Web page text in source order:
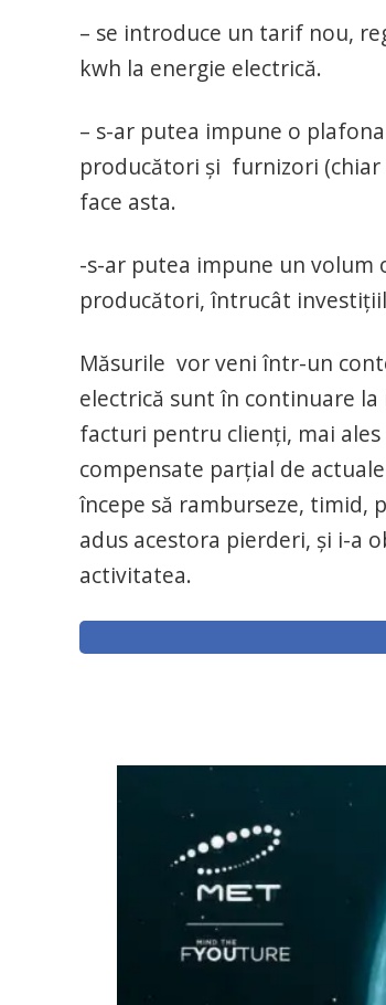
– se introduce un tarif nou,
kwh la energie electrică.
– s-ar putea impune o
producători și furnizori (chiar
face asta.
-s-ar putea impune un
producători, întrucât
Măsurile vor veni într-un
electrică sunt în continuare
facturi pentru clienți, mai
compensate parțial de
începe să ramburseze, timid,
adus acestora pierderi, și i-a
activitatea.